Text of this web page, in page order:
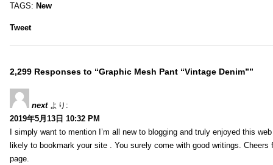
TAGS: New
Tweet
2,299 Responses to “Graphic Mesh Pant “Vintage Denim””
next より:
2019年5月13日 10:32 PM
I simply want to mention I’m all new to blogging and truly enjoyed this
likely to bookmark your site . You surely come with good writings. Cheers
page.